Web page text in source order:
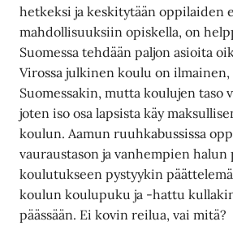
hetkeksi ja keskitytään oppilaiden
mahdollisuuksiin opiskella, on
Suomessa tehdään paljon asioita
Virossa julkinen koulu on
Suomessakin, mutta koulujen taso
joten iso osa lapsista käy
koulun. Aamun ruuhkabussissa
vauraustason ja vanhempien halun
koulutukseen pystyykin
koulun koulupuku ja -hattu
päässään. Ei kovin reilua, vai mitä?